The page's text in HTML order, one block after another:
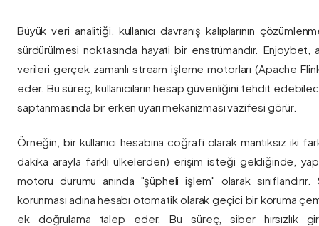
Büyük veri analitiği, kullanıcı davranış kalıplarının
sürdürülmesi noktasında hayati bir enstrümandır. Enjoybet,
verileri gerçek zamanlı stream işleme motorları (Apache Flink
eder. Bu süreç, kullanıcıların hesap güvenliğini tehdit
saptanmasında bir erken uyarı mekanizması vazifesi görür.
Örneğin, bir kullanıcı hesabına coğrafi olarak mantıksız iki
dakika arayla farklı ülkelerden) erişim isteği geldiğinde,
motoru durumu anında "şüpheli işlem" olarak sınıflandırır.
korunması adına hesabı otomatik olarak geçici bir koruma
ek doğrulama talep eder. Bu süreç, siber hırsızlık